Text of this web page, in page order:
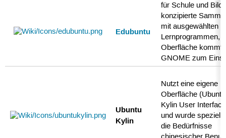
Edubuntu
für Schule und
konzipierte
mit ausgewählten
Lernprogrammen,
Oberfläche kommt
GNOME zum
Ubuntu
Kylin
Nutzt eine eigene
Oberfläche (Ubuntu
Kylin User
und wurde speziell
die Bedürfnisse